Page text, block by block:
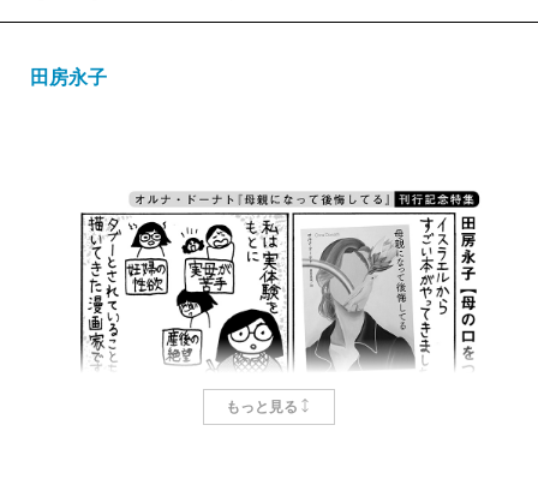
らは自己責任で全部一人で決めて自分で動かないと、
そぞろだし、頭が正常に働いていない気がする。産後
い。なのに、言いようのない緊張感が常にうっすらく
すぶっている。この話をするのはこれが初めてだ。
本書は自身は子を持つことを望まないと公言するイ
スラエルの社会学者オルナ・ドーナトが、「母親にな
って後悔している」二十三人のユダヤ人女性へのイン
タビューをもとにまとめた論文である。読み終えた
時、私が真っ先に感じたのは救いだ。ああ、私と同じ
田房永子
もっと見る